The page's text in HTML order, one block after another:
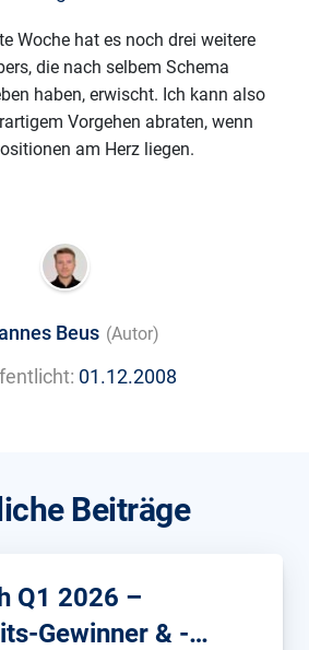
Woche hat es noch drei weitere
die nach selbem Schema
haben, erwischt. Ich kann also
Vorgehen abraten, wenn
am Herz liegen.
Beus (Autor)
01.12.2008
Beiträge
Q1 2026 –
Gewinner & -